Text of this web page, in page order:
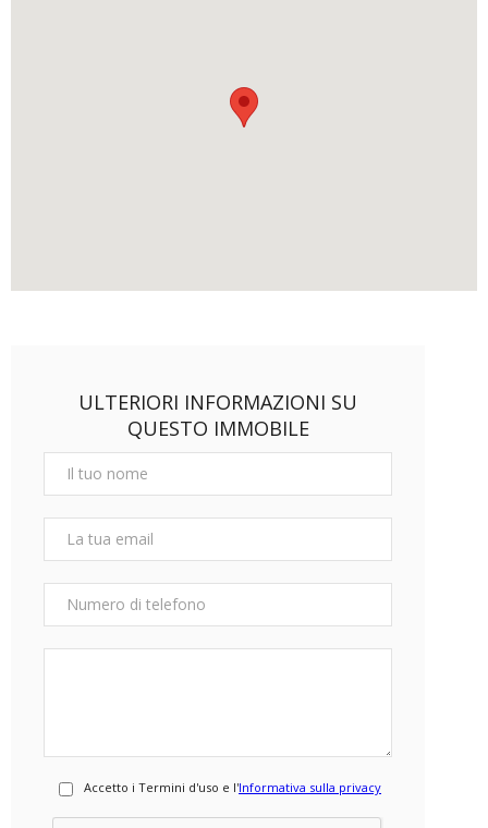
ULTERIORI INFORMAZIONI SU
QUESTO IMMOBILE
Accetto i Termini d'uso e l'Informativa sulla privacy